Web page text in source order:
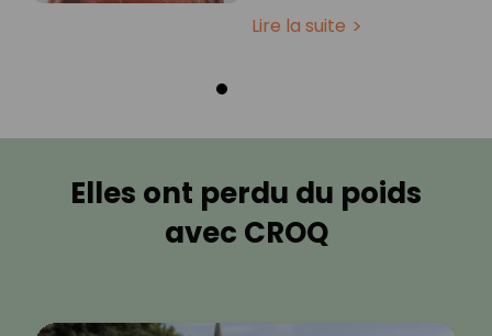
Lire la suite
Elles ont perdu du poids
avec CROQ